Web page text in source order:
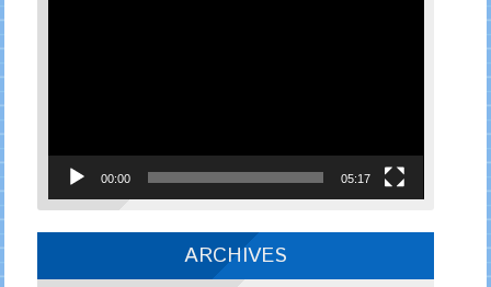
00:00 05:17
ARCHIVES